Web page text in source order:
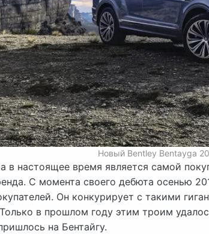
Новый Bentley Bentayga
в настоящее время является самой
С момента своего дебюта осенью
Он конкурирует с такими
в прошлом году этим троим
на Бентайгу.